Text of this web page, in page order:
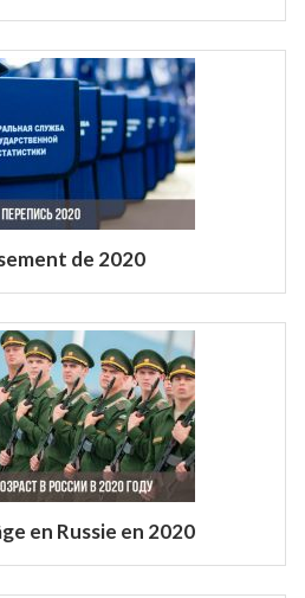
de 2020
en Russie en 2020